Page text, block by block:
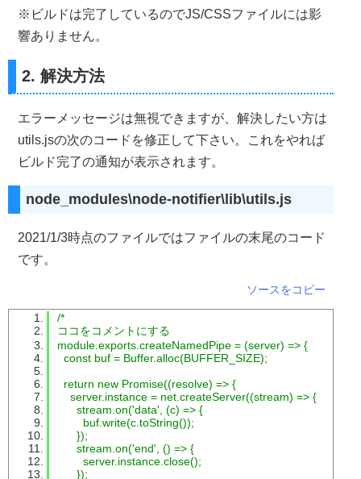
※ビルドは完了しているのでJS/CSSファイルには影
響ありません。
2. 解決方法
エラーメッセージは無視できますが、解決したい方は
utils.jsの次のコードを修正して下さい。これをやれば
ビルド完了の通知が表示されます。
node_modules\node-notifier\lib\utils.js
2021/1/3時点のファイルではファイルの末尾のコード
です。
ソースをコピー
/*
ココをコメントにする
module.exports.createNamedPipe = (server) => {
  const buf = Buffer.alloc(BUFFER_SIZE);
  return new Promise((resolve) => {
    server.instance = net.createServer((stream) => {
      stream.on('data', (c) => {
        buf.write(c.toString());
      });
      stream.on('end', () => {
        server.instance.close();
      });